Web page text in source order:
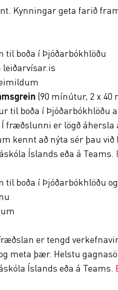
Kynningar geta farið
til boða í Þjóðarbókhlöðu
leiðarvísar.is
(90 mínútur, 2 x 40
til boða í
fræðslunni er lögð
kennt að nýta sér þau
Íslands eða á Teams.
boða í Þjóðarbókhlöðu
er tengd
meta þær. Helstu
Íslands eða á Teams.